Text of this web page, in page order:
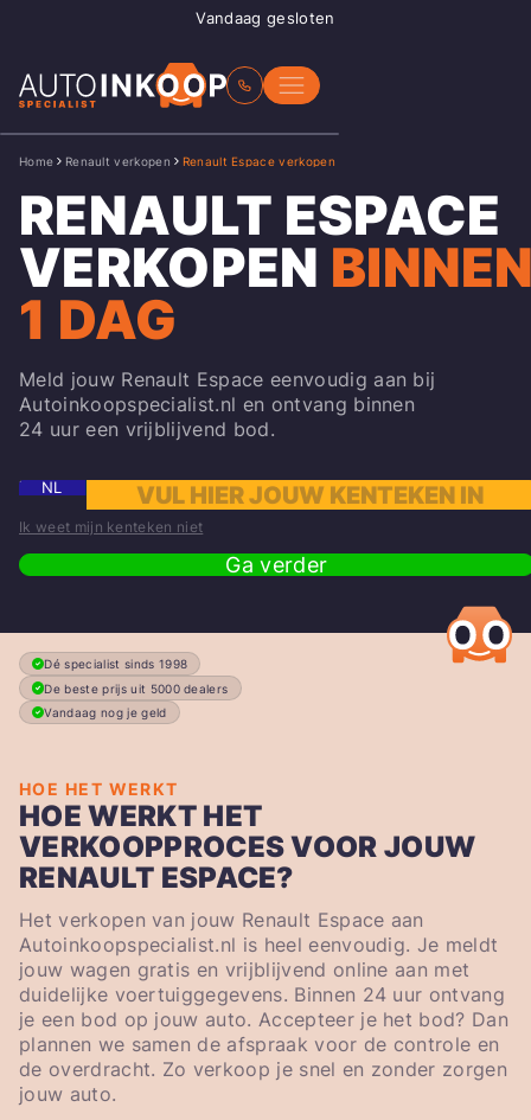
Vandaag gesloten
Home Renault verkopen Renault Espace verkopen
RENAULT ESPACE
VERKOPEN
1 DAG
Meld jouw Renault Espace eenvoudig aan bij
Autoinkoopspecialist.nl en ontvang binnen
24 uur een vrijblijvend bod.
NL
Ik weet mijn kenteken niet
Ga verder
Dé specialist sinds 1998
De beste prijs uit 5000 dealers
Vandaag nog je geld
HOE HET WERKT
HOE WERKT HET
VERKOOPPROCES VOOR JOUW
RENAULT ESPACE?
Het verkopen van jouw Renault Espace aan
Autoinkoopspecialist.nl is heel eenvoudig. Je meldt
jouw wagen gratis en vrijblijvend online aan met
duidelijke voertuiggegevens. Binnen 24 uur ontvang
je een bod op jouw auto. Accepteer je het bod? Dan
plannen we samen de afspraak voor de controle en
de overdracht. Zo verkoop je snel en zonder zorgen
jouw auto.